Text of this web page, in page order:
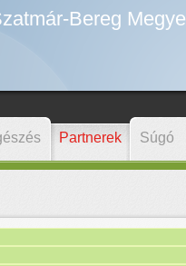
Bereg
Partnerek Súgó